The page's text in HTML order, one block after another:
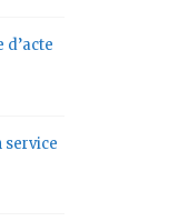
service